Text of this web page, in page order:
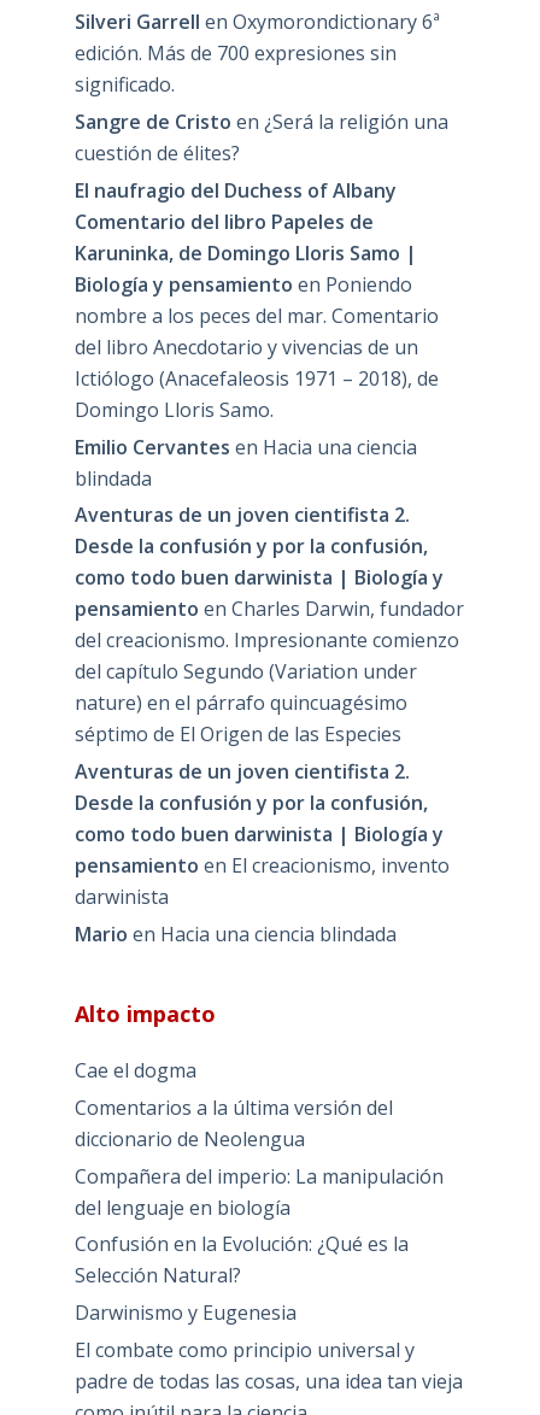
Silveri Garrell en Oxymorondictionary 6ª
edición. Más de 700 expresiones sin
significado.
Sangre de Cristo en ¿Será la religión una
cuestión de élites?
El naufragio del Duchess of Albany
Comentario del libro Papeles de
Karuninka, de Domingo Lloris Samo |
Biología y pensamiento en Poniendo
nombre a los peces del mar. Comentario
del libro Anecdotario y vivencias de un
Ictiólogo (Anacefaleosis 1971 – 2018), de
Domingo Lloris Samo.
Emilio Cervantes en Hacia una ciencia
blindada
Aventuras de un joven cientifista 2.
Desde la confusión y por la confusión,
como todo buen darwinista | Biología y
pensamiento en Charles Darwin, fundador
del creacionismo. Impresionante comienzo
del capítulo Segundo (Variation under
nature) en el párrafo quincuagésimo
séptimo de El Origen de las Especies
Aventuras de un joven cientifista 2.
Desde la confusión y por la confusión,
como todo buen darwinista | Biología y
pensamiento en El creacionismo, invento
darwinista
Mario en Hacia una ciencia blindada
Alto impacto
Cae el dogma
Comentarios a la última versión del
diccionario de Neolengua
Compañera del imperio: La manipulación
del lenguaje en biología
Confusión en la Evolución: ¿Qué es la
Selección Natural?
Darwinismo y Eugenesia
El combate como principio universal y
padre de todas las cosas, una idea tan vieja